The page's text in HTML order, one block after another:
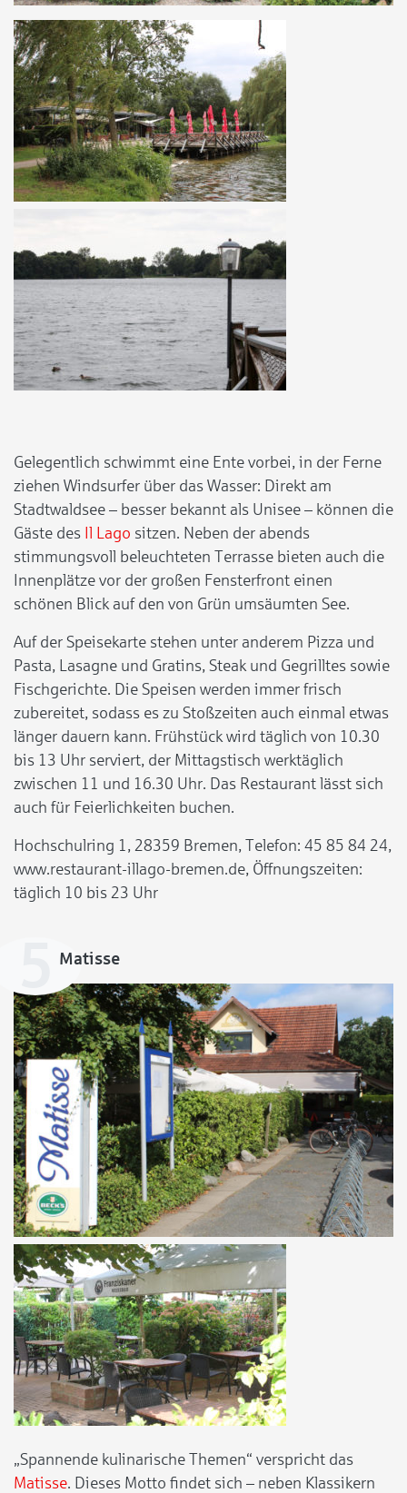
Gelegentlich schwimmt eine Ente vorbei, in der Ferne
ziehen Windsurfer über das Wasser: Direkt am
Stadtwaldsee – besser bekannt als Unisee – können die
Gäste des Il Lago sitzen. Neben der abends
stimmungsvoll beleuchteten Terrasse bieten auch die
Innenplätze vor der großen Fensterfront einen
schönen Blick auf den von Grün umsäumten See.
Auf der Speisekarte stehen unter anderem Pizza und
Pasta, Lasagne und Gratins, Steak und Gegrilltes sowie
Fischgerichte. Die Speisen werden immer frisch
zubereitet, sodass es zu Stoßzeiten auch einmal etwas
länger dauern kann. Frühstück wird täglich von 10.30
bis 13 Uhr serviert, der Mittagstisch werktäglich
zwischen 11 und 16.30 Uhr. Das Restaurant lässt sich
auch für Feierlichkeiten buchen.
Hochschulring 1, 28359 Bremen, Telefon: 45 85 84 24,
www.restaurant-illago-bremen.de, Öffnungszeiten:
täglich 10 bis 23 Uhr
Matisse
„Spannende kulinarische Themen“ verspricht das
Matisse. Dieses Motto findet sich – neben Klassikern